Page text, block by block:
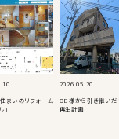
まいのリフォーム
」
2026.05.20
OB様から引き継い
再生計画